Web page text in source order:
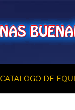
CATALOGO DE